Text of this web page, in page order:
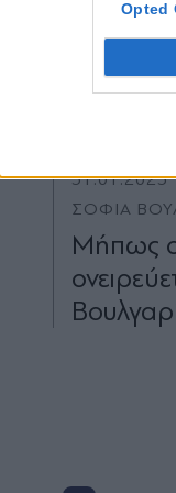
Opted
31.01.2025
ΣΟΦΙΑ
Μήπως